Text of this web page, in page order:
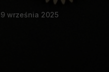
września 2025